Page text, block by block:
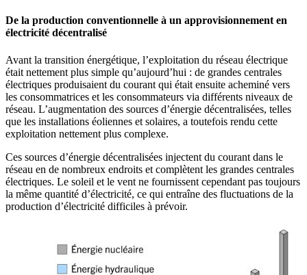
De la production conventionnelle à un approvisionnement en
électricité décentralisé
Avant la transition énergétique, l’exploitation du réseau électrique
était nettement plus simple qu’aujourd’hui : de grandes centrales
électriques produisaient du courant qui était ensuite acheminé vers
les consommatrices et les consommateurs via différents niveaux de
réseau. L’augmentation des sources d’énergie décentralisées, telles
que les installations éoliennes et solaires, a toutefois rendu cette
exploitation nettement plus complexe.
Ces sources d’énergie décentralisées injectent du courant dans le
réseau en de nombreux endroits et complètent les grandes centrales
électriques. Le soleil et le vent ne fournissent cependant pas toujours
la même quantité d’électricité, ce qui entraîne des fluctuations de la
production d’électricité difficiles à prévoir.